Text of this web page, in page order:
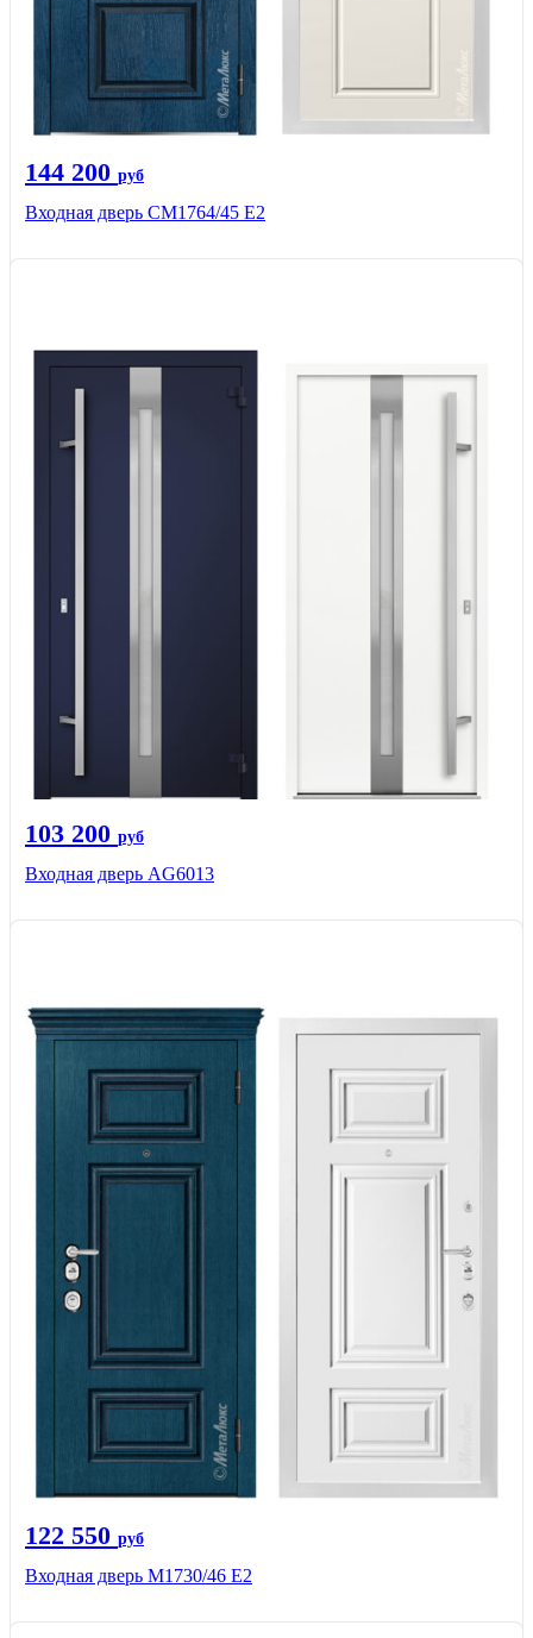
144 200 руб
Входная дверь СМ1764/45 Е2
103 200 руб
Входная дверь AG6013
122 550 руб
Входная дверь М1730/46 Е2